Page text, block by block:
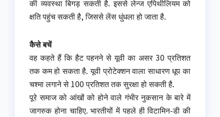
की व्यवस्था बिगड़ सकती है. इससे लेन्ज एपिथीलियम को
क्षति पहुंच सकती है, जिससे लेंस धुंधला हो जाता है.
कैसे बचें
वह कहते हैं कि हैट पहनने से यूवी का असर 30 प्रतिशत
तक कम हो सकता है. यूवी प्रोटेक्शन वाला साधारण धूप का
चश्मा लगाने से 100 प्रतिशत तक सुरक्षा हो सकती है.
पूरे समाज को आंखों को होने वाले गंभीर नुकसान के बारे में
जागरुक होना चाहिए. भारतीयों में पहले ही विटामिन-डी की